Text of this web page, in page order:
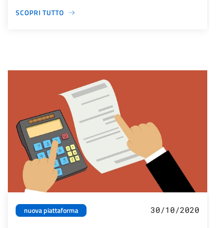
SCOPRI TUTTO
nuova piattaforma 30/10/2020